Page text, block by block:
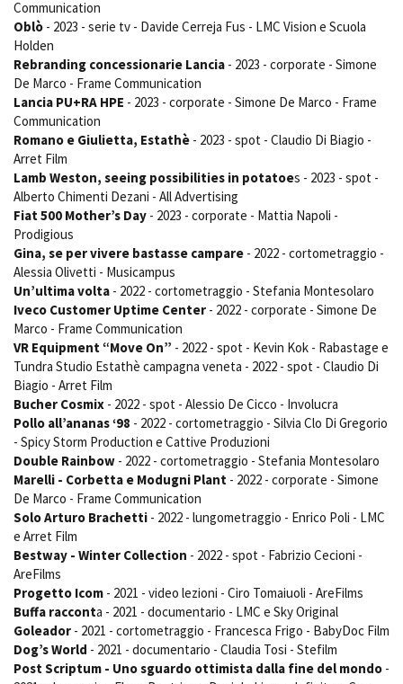
Communication
Oblò - 2023 - serie tv - Davide Cerreja Fus - LMC Vision e Scuola
Holden
Rebranding concessionarie Lancia - 2023 - corporate - Simone
De Marco - Frame Communication
Lancia PU+RA HPE - 2023 - corporate - Simone De Marco - Frame
Communication
Romano e Giulietta, Estathè - 2023 - spot - Claudio Di Biagio -
Arret Film
Lamb Weston, seeing possibilities in potatoes - 2023 - spot -
Alberto Chimenti Dezani - All Advertising
Fiat 500 Mother’s Day - 2023 - corporate - Mattia Napoli -
Prodigious
Gina, se per vivere bastasse campare - 2022 - cortometraggio -
Alessia Olivetti - Musicampus
Un’ultima volta - 2022 - cortometraggio - Stefania Montesolaro
Iveco Customer Uptime Center - 2022 - corporate - Simone De
Marco - Frame Communication
VR Equipment “Move On” - 2022 - spot - Kevin Kok - Rabastage e
Tundra Studio Estathè campagna veneta - 2022 - spot - Claudio Di
Biagio - Arret Film
Bucher Cosmix - 2022 - spot - Alessio De Cicco - Involucra
Pollo all’ananas ‘98 - 2022 - cortometraggio - Silvia Clo Di Gregorio
- Spicy Storm Production e Cattive Produzioni
Double Rainbow - 2022 - cortometraggio - Stefania Montesolaro
Marelli - Corbetta e Modugni Plant - 2022 - corporate - Simone
De Marco - Frame Communication
Solo Arturo Brachetti - 2022 - lungometraggio - Enrico Poli - LMC
e Arret Film
Bestway - Winter Collection - 2022 - spot - Fabrizio Cecioni -
AreFilms
Progetto Icom - 2021 - video lezioni - Ciro Tomaiuoli - AreFilms
Buffa racconta - 2021 - documentario - LMC e Sky Original
Goleador - 2021 - cortometraggio - Francesca Frigo - BabyDoc Film
Dog’s World - 2021 - documentario - Claudia Tosi - Stefilm
Post Scriptum - Uno sguardo ottimista dalla fine del mondo -